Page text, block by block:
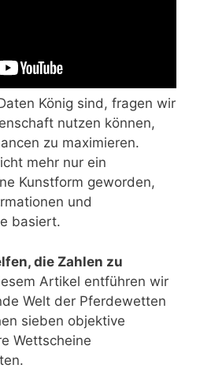
König sind, fragen wir
nutzen können,
zu maximieren.
mehr nur ein
Kunstform geworden,
und
basiert.
die Zahlen zu
Artikel entführen wir
Welt der Pferdewetten
sieben objektive
Wettscheine